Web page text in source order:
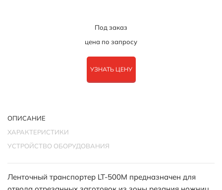
Под заказ
цена по запросу
УЗНАТЬ ЦЕНУ
ОПИСАНИЕ
ХАРАКТЕРИСТИКИ
УСТРОЙСТВО ОБОРУДОВАНИЯ
Ленточный транспортер LT-500M предназначен для